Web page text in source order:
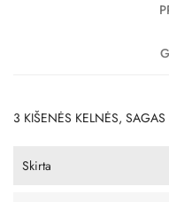
3 KIŠENĖS KELNĖS,
Skirta